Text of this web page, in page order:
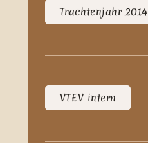
Trachtenjahr 2014
VTEV intern